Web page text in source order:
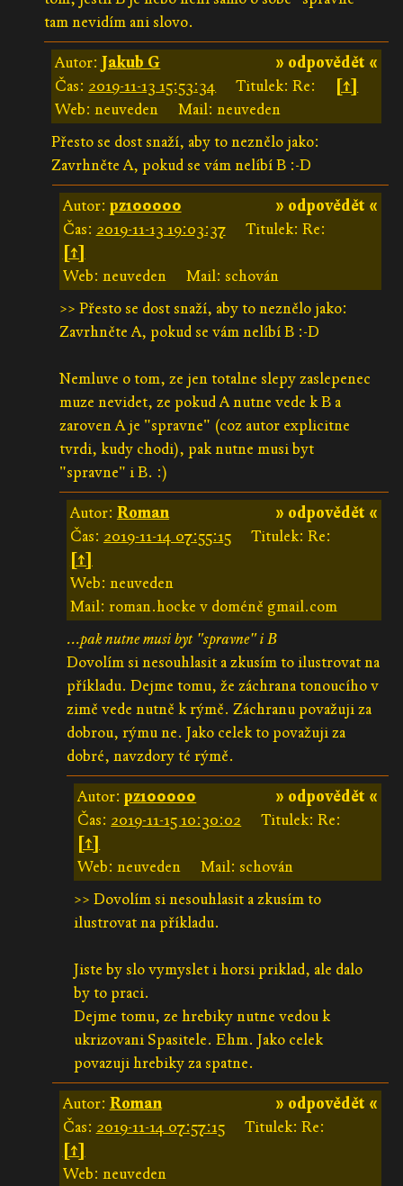
tam nevidím ani slovo.
» odpovědět «
Autor:Jakub G
Čas: 2019-11-13 15:53:34 Titulek: Re:
[↑]
Web: neuveden
Mail: neuveden
Přesto se dost snaží, aby to neznělo jako:
Zavrhněte A, pokud se vám nelíbí B :-D
» odpovědět «
Autor: pz100000
Čas: 2019-11-13 19:03:37
Titulek: Re:
[↑]
Web: neuveden
Mail: schován
>> Přesto se dost snaží, aby to neznělo jako:
Zavrhněte A, pokud se vám nelíbí B :-D
Nemluve o tom, ze jen totalne slepy zaslepenec
muze nevidet, ze pokud A nutne vede k B a
zaroven A je "spravne" (coz autor explicitne
tvrdi, kudy chodi), pak nutne musi byt
"spravne" i B. :)
» odpovědět «
Autor: Roman
Čas: 2019-11-14 07:55:15
Titulek: Re:
[↑]
Web: neuveden
Mail: roman.hocke v doméně gmail.com
...pak nutne musi byt "spravne" i B
Dovolím si nesouhlasit a zkusím to ilustrovat na
příkladu. Dejme tomu, že záchrana tonoucího v
zimě vede nutně k rýmě. Záchranu považuji za
dobrou, rýmu ne. Jako celek to považuji za
dobré, navzdory té rýmě.
» odpovědět «
Autor:pz100000
Čas: 2019-11-15 10:30:02
Titulek: Re:
[↑]
Web: neuveden
Mail: schován
>> Dovolím si nesouhlasit a zkusím to
ilustrovat na příkladu.
Jiste by slo vymyslet i horsi priklad, ale dalo
by to praci.
Dejme tomu, ze hrebiky nutne vedou k
ukrizovani Spasitele. Ehm. Jako celek
povazuji hrebiky za spatne.
» odpovědět «
Autor: Roman
Čas: 2019-11-14 07:57:15
Titulek: Re:
[↑]
Web: neuveden